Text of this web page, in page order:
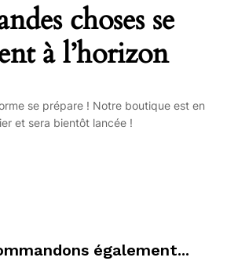
choses se
à l’horizon
se prépare ! Notre boutique est en
et sera bientôt lancée !
également...